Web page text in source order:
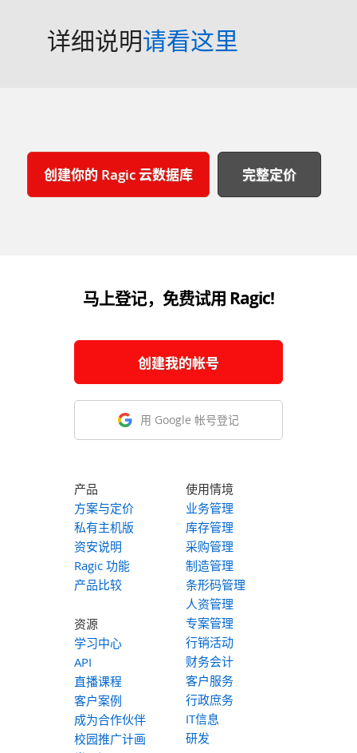
详细说明请看这里
创建你的 Ragic 云数据库 完整定价
马上登记，免费试用 Ragic!
创建我的帐号
用 Google 帐号登记
产品
方案与定价
私有主机版
资安说明
Ragic 功能
产品比较
资源
学习中心
API
直播课程
客户案例
成为合作伙伴
校园推广计画
使用情境
业务管理
库存管理
采购管理
制造管理
条形码管理
人资管理
专案管理
行销活动
财务会计
客户服务
行政庶务
IT信息
研发